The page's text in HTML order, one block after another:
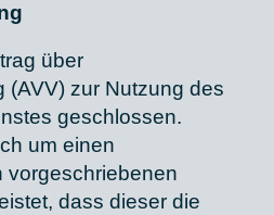
über
(AVV) zur Nutzung des
geschlossen.
um einen
vorgeschriebenen
dass dieser die